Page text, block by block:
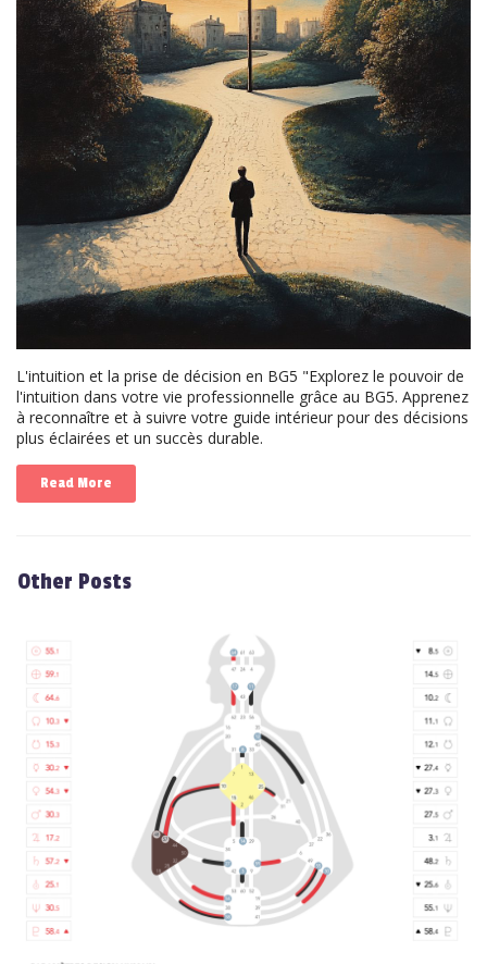
L'intuition et la prise de décision en BG5 "Explorez le pouvoir de
l'intuition dans votre vie professionnelle grâce au BG5. Apprenez
à reconnaître et à suivre votre guide intérieur pour des décisions
plus éclairées et un succès durable.
Read More
Other Posts